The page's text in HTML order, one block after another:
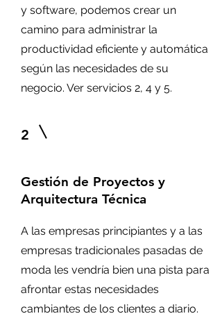
y software, podemos crear un
camino para administrar la
productividad eficiente y automática
según las necesidades de su
negocio. Ver servicios 2, 4 y 5.
2
Gestión de Proyectos y
Arquitectura Técnica
A las empresas principiantes y a las
empresas tradicionales pasadas de
moda les vendría bien una pista para
afrontar estas necesidades
cambiantes de los clientes a diario.